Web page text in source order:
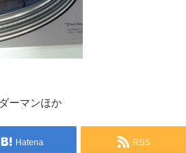
ーマンほか
Hatena RSS